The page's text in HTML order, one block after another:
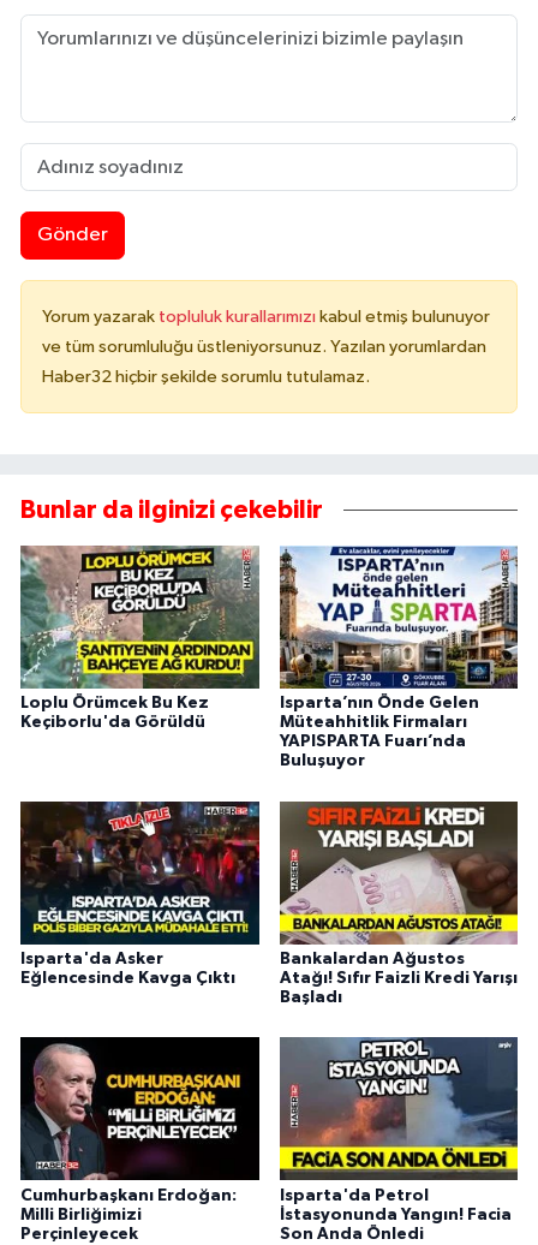
Gönder
Yorum yazarak topluluk kurallarımızı kabul etmiş bulunuyor
ve tüm sorumluluğu üstleniyorsunuz. Yazılan yorumlardan
Haber32 hiçbir şekilde sorumlu tutulamaz.
Bunlar da ilginizi çekebilir
Loplu Örümcek Bu Kez
Keçiborlu'da Görüldü
Isparta’nın Önde Gelen
Müteahhitlik Firmaları
YAPISPARTA Fuarı’nda
Buluşuyor
Isparta'da Asker
Eğlencesinde Kavga Çıktı
Bankalardan Ağustos
Atağı! Sıfır Faizli Kredi Yarışı
Başladı
Cumhurbaşkanı Erdoğan:
Milli Birliğimizi
Perçinleyecek
Isparta'da Petrol
İstasyonunda Yangın! Facia
Son Anda Önledi